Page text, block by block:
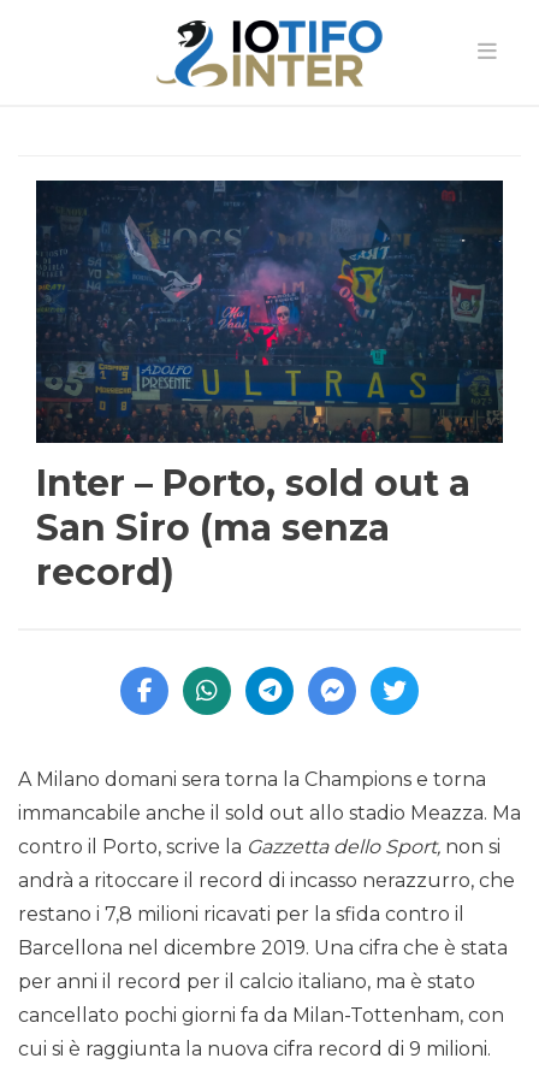
Inter – Porto, sold out a
San Siro (ma senza
record)
A Milano domani sera torna la Champions e torna
immancabile anche il sold out allo stadio Meazza. Ma
contro il Porto, scrive la Gazzetta dello Sport, non si
andrà a ritoccare il record di incasso nerazzurro, che
restano i 7,8 milioni ricavati per la sfida contro il
Barcellona nel dicembre 2019. Una cifra che è stata
per anni il record per il calcio italiano, ma è stato
cancellato pochi giorni fa da Milan-Tottenham, con
cui si è raggiunta la nuova cifra record di 9 milioni.